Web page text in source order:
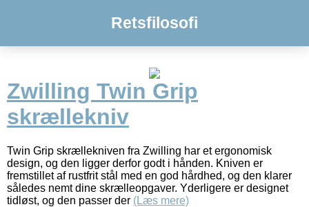
Retsfilosofi
Zwilling Twin Grip
skrællekniv
Twin Grip skrællekniven fra Zwilling har et ergonomisk
design, og den ligger derfor godt i hånden. Kniven er
fremstillet af rustfrit stål med en god hårdhed, og den klarer
således nemt dine skrælleopgaver. Yderligere er designet
tidløst, og den passer der (Læs mere)